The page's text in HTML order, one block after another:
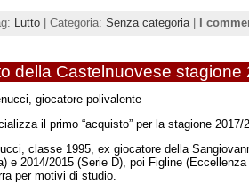
Lutto | Categoria: Senza categoria | I
della Castelnuovese stagione
giocatore polivalente
il primo “acquisto” per la stagione 2017/
classe 1995, ex giocatore della
e 2014/2015 (Serie D), poi Figline (Eccellenza
per motivi di studio.